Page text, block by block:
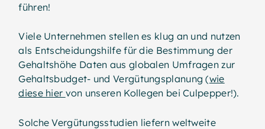
führen!
Viele Unternehmen stellen es klug an und nutzen
als Entscheidungshilfe für die Bestimmung der
Gehaltshöhe Daten aus globalen Umfragen zur
Gehaltsbudget- und Vergütungsplanung (wie
diese hier von unseren Kollegen bei Culpepper!).
Solche Vergütungsstudien liefern weltweite